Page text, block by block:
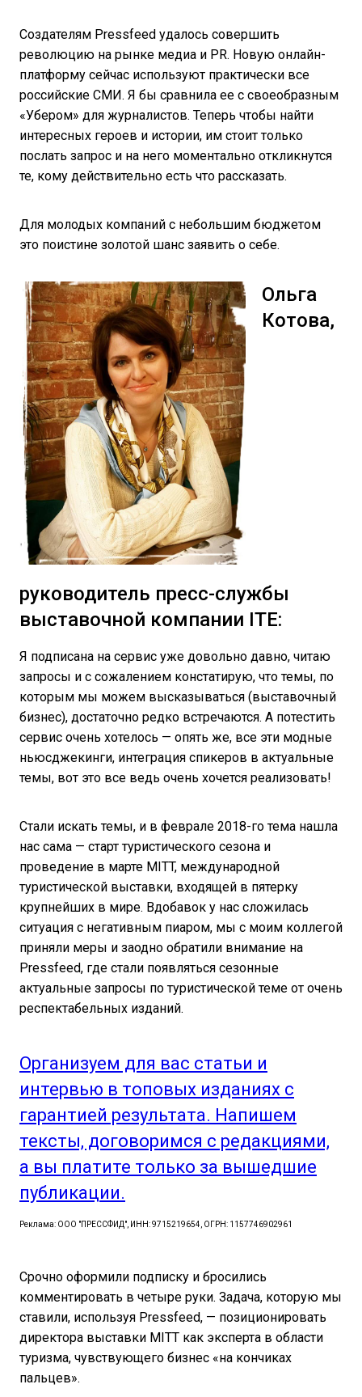
Создателям Pressfeed удалось совершить
революцию на рынке медиа и PR. Новую онлайн-
платформу сейчас используют практически все
российские СМИ. Я бы сравнила ее с своеобразным
«Убером» для журналистов. Теперь чтобы найти
интересных героев и истории, им стоит только
послать запрос и на него моментально откликнутся
те, кому действительно есть что рассказать.
Для молодых компаний с небольшим бюджетом
это поистине золотой шанс заявить о себе.
Ольга
Котова,
руководитель пресс-службы
выставочной компании ITE:
Я подписана на сервис уже довольно давно, читаю
запросы и с сожалением констатирую, что темы, по
которым мы можем высказываться (выставочный
бизнес), достаточно редко встречаются. А потестить
сервис очень хотелось — опять же, все эти модные
ньюсджекинги, интеграция спикеров в актуальные
темы, вот это все ведь очень хочется реализовать!
Стали искать темы, и в феврале 2018-го тема нашла
нас сама — старт туристического сезона и
проведение в марте MITT, международной
туристической выставки, входящей в пятерку
крупнейших в мире. Вдобавок у нас сложилась
ситуация с негативным пиаром, мы с моим коллегой
приняли меры и заодно обратили внимание на
Pressfeed, где стали появляться сезонные
актуальные запросы по туристической теме от очень
респектабельных изданий.
Организуем для вас статьи и
интервью в топовых изданиях с
гарантией результата. Напишем
тексты, договоримся с редакциями,
а вы платите только за вышедшие
публикации.
Реклама: ООО "ПРЕССФИД", ИНН: 9715219654, ОГРН: 1157746902961
Срочно оформили подписку и бросились
комментировать в четыре руки. Задача, которую мы
ставили, используя Pressfeed, — позиционировать
директора выставки MITT как эксперта в области
туризма, чувствующего бизнес «на кончиках
пальцев».